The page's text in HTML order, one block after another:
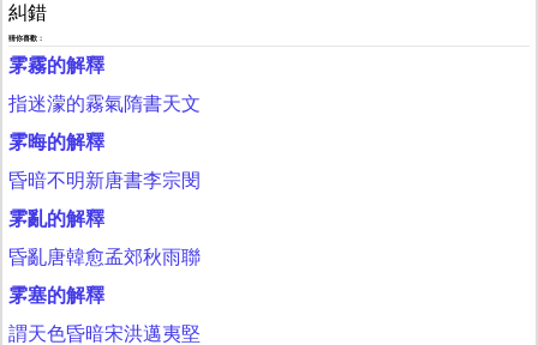
糾錯
猜你喜歡：
雺霧的解釋
指迷濛的霧氣隋書天文
雺晦的解釋
昏暗不明新唐書李宗閔
雺亂的解釋
昏亂唐韓愈孟郊秋雨聯
雺塞的解釋
謂天色昏暗宋洪邁夷堅